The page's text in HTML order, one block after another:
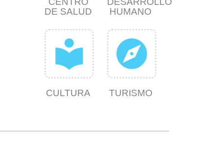
DE SALUD
HUMANO
local_library
CULTURA
explore
TURISMO